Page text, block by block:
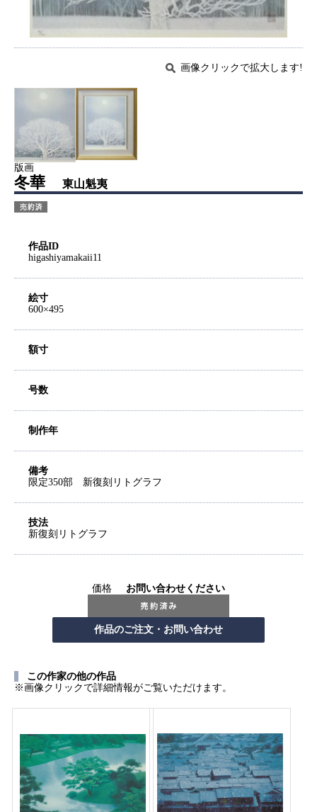
画像クリックで拡大します!
版画
冬華 東山魁夷
作品ID
higashiyamakaii11
絵寸
600×495
額寸
号数
制作年
備考
限定350部 新復刻リトグラフ
技法
新復刻リトグラフ
価格 お問い合わせください
この作家の他の作品
※画像クリックで詳細情報がご覧いただけます。